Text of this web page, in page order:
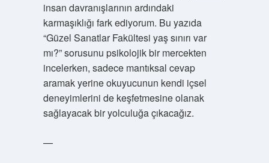
insan davranışlarının ardındaki
karmaşıklığı fark ediyorum. Bu yazıda
“Güzel Sanatlar Fakültesi yaş sınırı var
mı?” sorusunu psikolojik bir mercekten
incelerken, sadece mantıksal cevap
aramak yerine okuyucunun kendi içsel
deneyimlerini de keşfetmesine olanak
sağlayacak bir yolculuğa çıkacağız.
—